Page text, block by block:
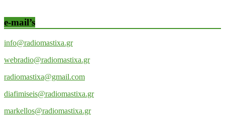
e-mail’s
info@radiomastixa.gr
webradio@radiomastixa.gr
radiomastixa@gmail.com
diafimiseis@radiomastixa.gr
markellos@radiomastixa.gr